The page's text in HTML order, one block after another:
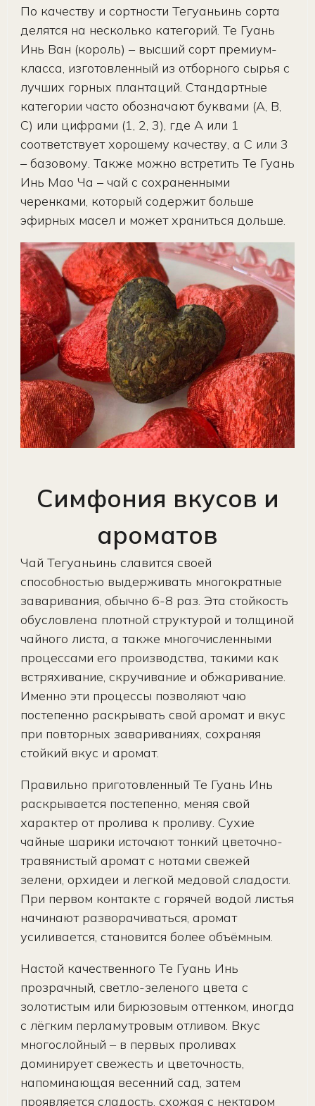
По качеству и сортности Тегуаньинь сорта
делятся на несколько категорий. Те Гуань
Инь Ван (король) – высший сорт премиум-
класса, изготовленный из отборного сырья с
лучших горных плантаций. Стандартные
категории часто обозначают буквами (А, В,
С) или цифрами (1, 2, 3), где А или 1
соответствует хорошему качеству, а С или 3
– базовому. Также можно встретить Те Гуань
Инь Мао Ча – чай с сохраненными
черенками, который содержит больше
эфирных масел и может храниться дольше.
Симфония вкусов и
ароматов
Чай Тегуаньинь славится своей
способностью выдерживать многократные
заваривания, обычно 6-8 раз. Эта стойкость
обусловлена ​​плотной структурой и толщиной
чайного листа, а также многочисленными
процессами его производства, такими как
встряхивание, скручивание и обжаривание.
Именно эти процессы позволяют чаю
постепенно раскрывать свой аромат и вкус
при повторных завариваниях, сохраняя
стойкий вкус и аромат.
Правильно приготовленный Те Гуань Инь
раскрывается постепенно, меняя свой
характер от пролива к проливу. Сухие
чайные шарики источают тонкий цветочно-
травянистый аромат с нотами свежей
зелени, орхидеи и легкой медовой сладости.
При первом контакте с горячей водой листья
начинают разворачиваться, аромат
усиливается, становится более объёмным.
Настой качественного Те Гуань Инь
прозрачный, светло-зеленого цвета с
золотистым или бирюзовым оттенком, иногда
с лёгким перламутровым отливом. Вкус
многослойный – в первых проливах
доминирует свежесть и цветочность,
напоминающая весенний сад, затем
проявляется сладость, схожая с нектаром